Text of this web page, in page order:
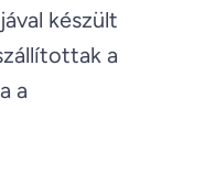
készült
a
a